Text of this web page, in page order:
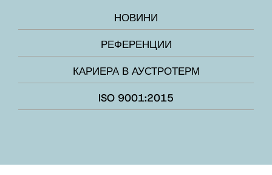
НОВИНИ
РЕФЕРЕНЦИИ
КАРИЕРА В АУСТРОТЕРМ
ISO 9001:2015